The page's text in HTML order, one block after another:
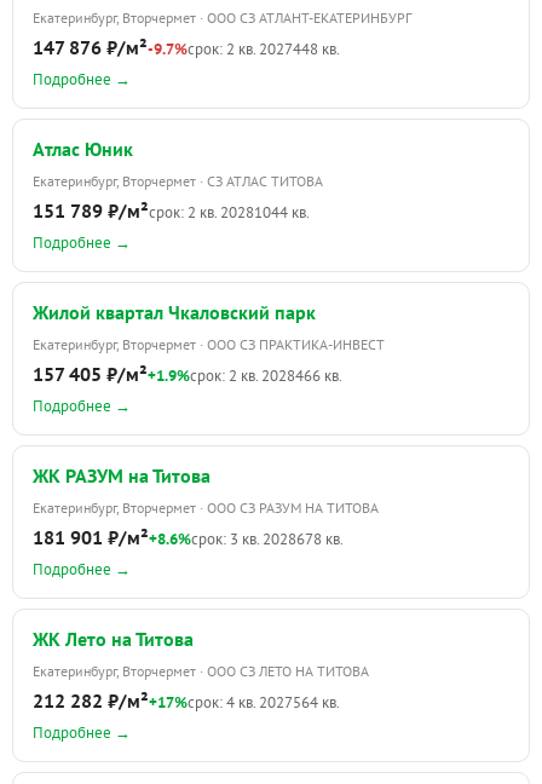
Екатеринбург, Вторчермет · ООО СЗ АТЛАНТ-ЕКАТЕРИНБУРГ
147 876 ₽/м²-9.7%срок: 2 кв. 2027448 кв.
Подробнее →
Атлас Юник
Екатеринбург, Вторчермет · СЗ АТЛАС ТИТОВА
151 789 ₽/м²срок: 2 кв. 20281044 кв.
Подробнее →
Жилой квартал Чкаловский парк
Екатеринбург, Вторчермет · ООО СЗ ПРАКТИКА-ИНВЕСТ
157 405 ₽/м²+1.9%срок: 2 кв. 2028466 кв.
Подробнее →
ЖК РАЗУМ на Титова
Екатеринбург, Вторчермет · ООО СЗ РАЗУМ НА ТИТОВА
181 901 ₽/м²+8.6%срок: 3 кв. 2028678 кв.
Подробнее →
ЖК Лето на Титова
Екатеринбург, Вторчермет · ООО СЗ ЛЕТО НА ТИТОВА
212 282 ₽/м²+17%срок: 4 кв. 2027564 кв.
Подробнее →